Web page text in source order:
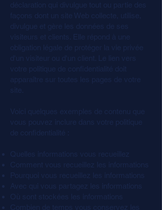
déclaration qui divulgue tout ou partie des
façons dont un site Web collecte, utilise,
divulgue et gère les données de ses
visiteurs et clients. Elle répond à une
obligation légale de protéger la vie privée
d'un visiteur ou d'un client. Le lien vers
votre politique de confidentialité doit
apparaître sur toutes les pages de votre
site.
Voici quelques exemples de contenu que
vous pouvez inclure dans votre politique
de confidentialité :
Quelles informations vous recueillez
Comment vous recueillez les informations
Pourquoi vous recueillez les informations
Avec qui vous partagez les informations
Où sont stockées les informations
Combien de temps vous conservez les